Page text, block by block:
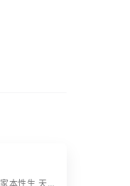
字辈：自立根希成 维家本性生 天其中有庆 端显永炳文